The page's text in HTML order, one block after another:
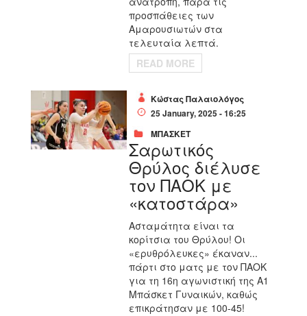
προσπάθειες των
Αμαρουσιωτών στα
τελευταία λεπτά.
READ MORE
Κώστας Παλαιολόγος
25 January, 2025 - 16:25
ΜΠΑΣΚΕΤ
Σαρωτικός
Θρύλος διέλυσε
τον ΠΑΟΚ με
«κατοστάρα»
Ασταμάτητα είναι τα
κορίτσια του Θρύλου! Οι
«ερυθρόλευκες» έκαναν...
πάρτι στο ματς με τον ΠΑΟΚ
για τη 16η αγωνιστική της Α1
Μπάσκετ Γυναικών, καθώς
επικράτησαν με 100-45!